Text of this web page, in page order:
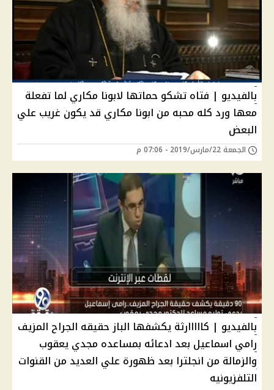
بالفيديو | فتاه تشكو حماتها لابونا مكاري لما تفعلة
معها ورد كله محبه من ابونا مكاري قد يكون غريب علي
البعض
الجمعة 22/مارس/2019 - 07:06 م
بالفيديو | كااااارثة يكشفها الباز حقيقه الجراح المزيف
رامي اسماعيل بعد ادعائه بمساعده مجدي يعقوب
والزمالة من انجلترا بعد ظهورة علي العديد من القنوات
التلفزيونيه